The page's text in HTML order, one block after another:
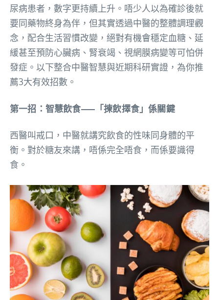
尿病患者，數字更持續上升。唔少人以為確診後就
要同藥物終身為伴，但其實透過中醫的整體調理觀
念，配合生活習慣改變，絕對有機會穩定血糖、延
緩甚至預防心臟病、腎衰竭、視網膜病變等可怕併
發症。以下整合中醫智慧與近期科研實證，為你推
薦3大有效招數。
第一招：智慧飲食——「揀飲擇食」係關鍵
西醫叫戒口，中醫就講究飲食的性味同身體的平
衡。對於糖友來講，唔係完全唔食，而係要識得
食。